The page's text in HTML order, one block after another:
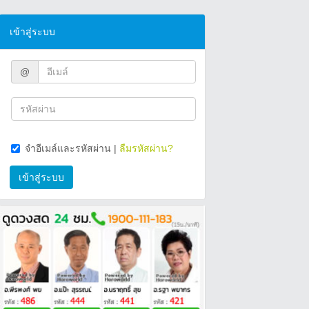
เข้าสู่ระบบ
@
จำอีเมล์และรหัสผ่าน | ลืมรหัสผ่าน?
เข้าสู่ระบบ